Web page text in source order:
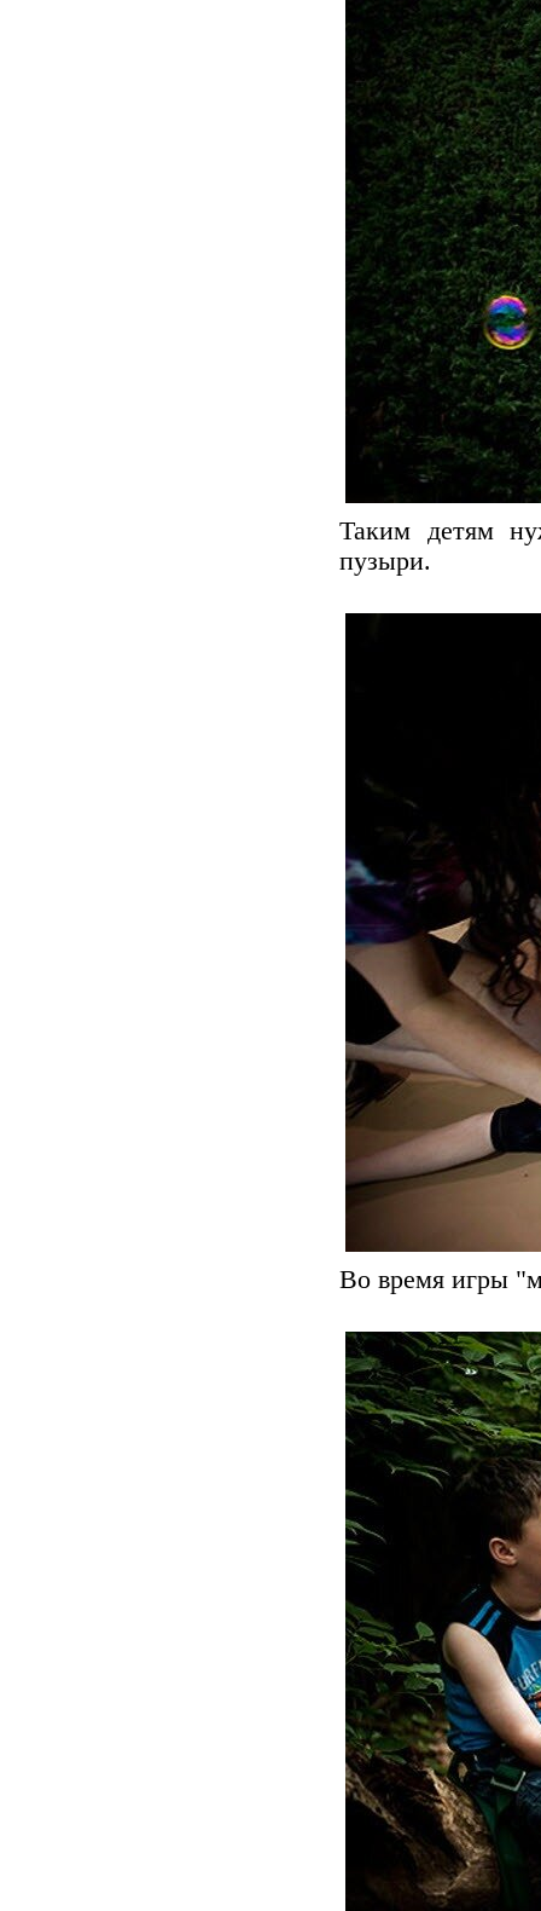
Таким детям
пузыри.
Во время игры